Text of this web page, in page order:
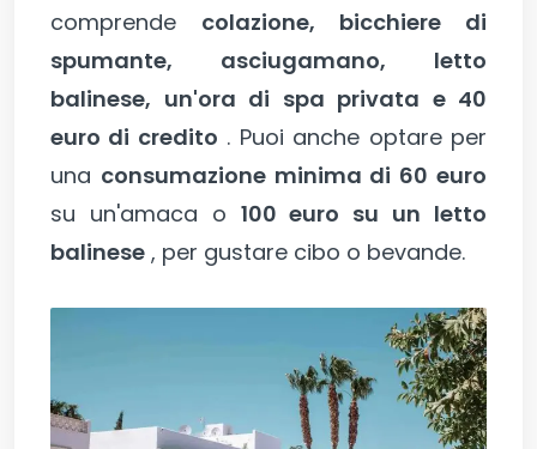
comprende colazione, bicchiere di
spumante, asciugamano, letto
balinese, un'ora di spa privata e 40
euro di credito . Puoi anche optare per
una consumazione minima di 60 euro
su un'amaca o 100 euro su un letto
balinese , per gustare cibo o bevande.